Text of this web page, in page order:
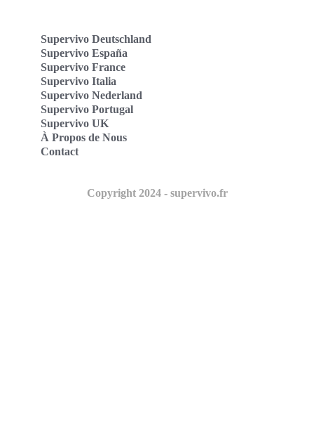
Supervivo Deutschland
Supervivo España
Supervivo France
Supervivo Italia
Supervivo Nederland
Supervivo Portugal
Supervivo UK
À Propos de Nous
Contact
Copyright 2024 - supervivo.fr